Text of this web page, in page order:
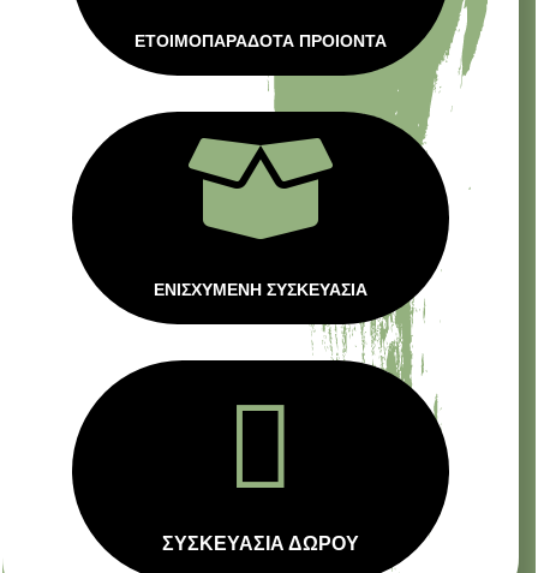
ΕΤΟΙΜΟΠΑΡΑΔΟΤΑ ΠΡΟΙΟΝΤΑ

ΕΝΙΣΧΥΜΕΝΗ ΣΥΣΚΕΥΑΣΙΑ

ΣΥΣΚΕΥΑΣΙΑ ΔΩΡΟΥ